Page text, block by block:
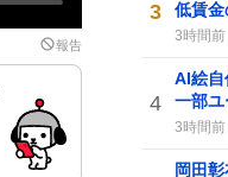
報告
3
低賃
ば仕事
3時間前
4
AI絵自
一部
上がる
3時間前
岡田